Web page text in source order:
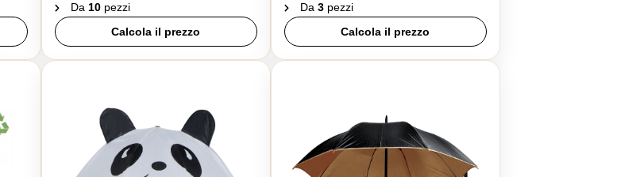
Da 10pezzi
Calcola il prezzo
Da 3pezzi
Calcola il prezzo